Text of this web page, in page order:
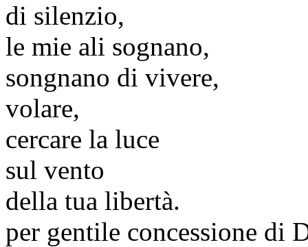
di silenzio,
le mie ali sognano,
songnano di vivere,
volare,
cercare la luce
sul vento
della tua libertà.
per gentile concessione di